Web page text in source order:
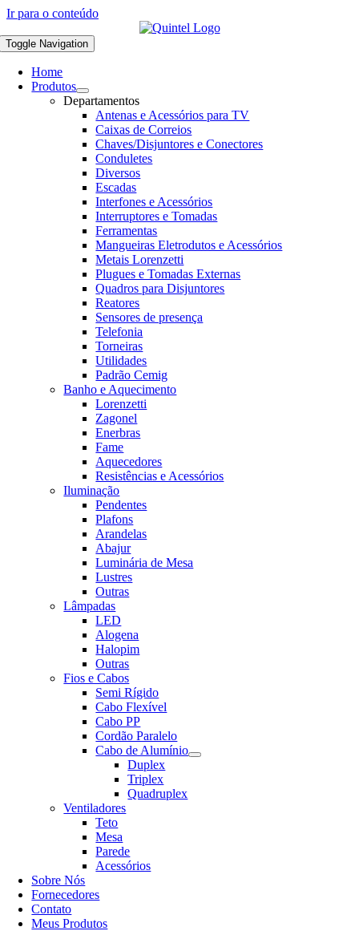
Ir para o conteúdo
Toggle Navigation
Home
Produtos
Departamentos
Antenas e Acessórios para TV
Caixas de Correios
Chaves/Disjuntores e Conectores
Conduletes
Diversos
Escadas
Interfones e Acessórios
Interruptores e Tomadas
Ferramentas
Mangueiras Eletrodutos e Acessórios
Metais Lorenzetti
Plugues e Tomadas Externas
Quadros para Disjuntores
Reatores
Sensores de presença
Telefonia
Torneiras
Utilidades
Padrão Cemig
Banho e Aquecimento
Lorenzetti
Zagonel
Enerbras
Fame
Aquecedores
Resistências e Acessórios
Iluminação
Pendentes
Plafons
Arandelas
Abajur
Luminária de Mesa
Lustres
Outras
Lâmpadas
LED
Alogena
Halopim
Outras
Fios e Cabos
Semi Rígido
Cabo Flexível
Cabo PP
Cordão Paralelo
Cabo de Alumínio
Duplex
Triplex
Quadruplex
Ventiladores
Teto
Mesa
Parede
Acessórios
Sobre Nós
Fornecedores
Contato
Meus Produtos